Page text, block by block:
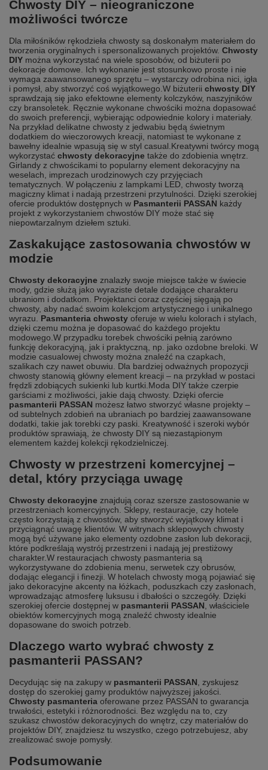
Chwosty DIY – nieograniczone
możliwości twórcze
Dla miłośników rękodzieła chwosty są doskonałym materiałem do
tworzenia oryginalnych i spersonalizowanych projektów. Chwosty
DIY można wykorzystać na wiele sposobów, od biżuterii po
dekoracje domowe. Ich wykonanie jest stosunkowo proste i nie
wymaga zaawansowanego sprzętu – wystarczy odrobina nici, igła
i pomysł, aby stworzyć coś wyjątkowego. W biżuterii chwosty DIY
sprawdzają się jako efektowne elementy kolczyków, naszyjników
czy bransoletek. Ręcznie wykonane chwościki można dopasować
do swoich preferencji, wybierając odpowiednie kolory i materiały.
Na przykład delikatne chwosty z jedwabiu będą świetnym
dodatkiem do wieczorowych kreacji, natomiast te wykonane z
bawełny idealnie wpasują się w styl casual. Kreatywni twórcy mogą
wykorzystać chwosty dekoracyjne także do zdobienia wnętrz.
Girlandy z chwościkami to popularny element dekoracyjny na
weselach, imprezach urodzinowych czy przyjęciach
tematycznych. W połączeniu z lampkami LED, chwosty tworzą
magiczny klimat i nadają przestrzeni przytulności. Dzięki szerokiej
ofercie produktów dostępnych w Pasmanterii PASSAN każdy
projekt z wykorzystaniem chwostów DIY może stać się
niepowtarzalnym dziełem sztuki.
Zaskakujące zastosowania chwostów w
modzie
Chwosty dekoracyjne znalazły swoje miejsce także w świecie
mody, gdzie służą jako wyraziste detale dodające charakteru
ubraniom i dodatkom. Projektanci coraz częściej sięgają po
chwosty, aby nadać swoim kolekcjom artystycznego i unikalnego
wyrazu. Pasmanteria chwosty oferuje w wielu kolorach i stylach,
dzięki czemu można je dopasować do każdego projektu
modowego. W przypadku torebek chwościki pełnią zarówno
funkcję dekoracyjną, jak i praktyczną, np. jako ozdobne breloki. W
modzie casualowej chwosty można znaleźć na czapkach,
szalikach czy nawet obuwiu. Dla bardziej odważnych propozycji
chwosty stanowią główny element kreacji – na przykład w postaci
frędzli zdobiących sukienki lub kurtki. Moda DIY także czerpie
garściami z możliwości, jakie dają chwosty. Dzięki ofercie
pasmanterii PASSAN możesz łatwo stworzyć własne projekty –
od subtelnych zdobień na ubraniach po bardziej zaawansowane
dodatki, takie jak torebki czy paski. Kreatywność i szeroki wybór
produktów sprawiają, że chwosty DIY są niezastąpionym
elementem każdej kolekcji rękodzielniczej.
Chwosty w przestrzeni komercyjnej –
detal, który przyciąga uwagę
Chwosty dekoracyjne znajdują coraz szersze zastosowanie w
przestrzeniach komercyjnych. Sklepy, restauracje, czy hotele
często korzystają z chwostów, aby stworzyć wyjątkowy klimat i
przyciągnąć uwagę klientów. W witrynach sklepowych chwosty
mogą być używane jako elementy ozdobne zasłon lub dekoracji,
które podkreślają wystrój przestrzeni i nadają jej prestiżowy
charakter.W restauracjach chwosty pasmanteria są
wykorzystywane do zdobienia menu, serwetek czy obrusów,
dodając elegancji i finezji. W hotelach chwosty mogą pojawiać się
jako dekoracyjne akcenty na łóżkach, poduszkach czy zasłonach,
wprowadzając atmosferę luksusu i dbałości o szczegóły. Dzięki
szerokiej ofercie dostępnej w pasmanterii PASSAN , właściciele
obiektów komercyjnych mogą znaleźć chwosty idealnie
dopasowane do swoich potrzeb.
Dlaczego warto wybrać chwosty z
pasmanterii PASSAN?
Decydując się na zakupy w pasmanterii PASSAN , zyskujesz
dostęp do szerokiej gamy produktów najwyższej jakości.
Chwosty pasmanteria oferowane przez PASSAN to gwarancja
trwałości, estetyki i różnorodności. Bez względu na to, czy
szukasz chwostów dekoracyjnych do wnętrz, czy materiałów do
projektów DIY, znajdziesz tu wszystko, czego potrzebujesz, aby
zrealizować swoje pomysły.
Podsumowanie